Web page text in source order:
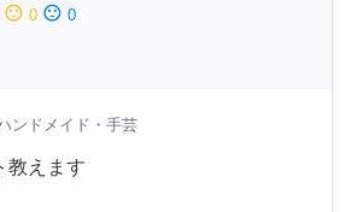
sentiment_neutral 0 sentiment_dissatisfied 0
ンドメイド・手芸
教えます